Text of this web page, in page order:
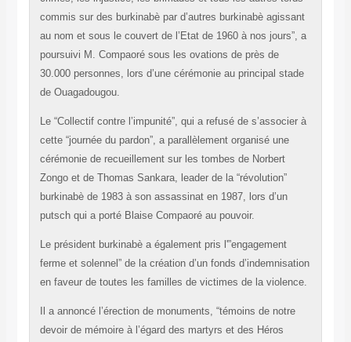
commis sur des burkinabè par d’autres burkinabè agissant
au nom et sous le couvert de l’Etat de 1960 à nos jours”, a
poursuivi M. Compaoré sous les ovations de près de
30.000 personnes, lors d’une cérémonie au principal stade
de Ouagadougou.
Le “Collectif contre l’impunité”, qui a refusé de s’associer à
cette “journée du pardon”, a parallèlement organisé une
cérémonie de recueillement sur les tombes de Norbert
Zongo et de Thomas Sankara, leader de la “révolution”
burkinabè de 1983 à son assassinat en 1987, lors d’un
putsch qui a porté Blaise Compaoré au pouvoir.
Le président burkinabè a également pris l'”engagement
ferme et solennel” de la création d’un fonds d’indemnisation
en faveur de toutes les familles de victimes de la violence.
Il a annoncé l’érection de monuments, “témoins de notre
devoir de mémoire à l’égard des martyrs et des Héros